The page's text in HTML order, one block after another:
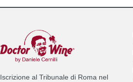
Iscrizione al Tribunale di Roma nel